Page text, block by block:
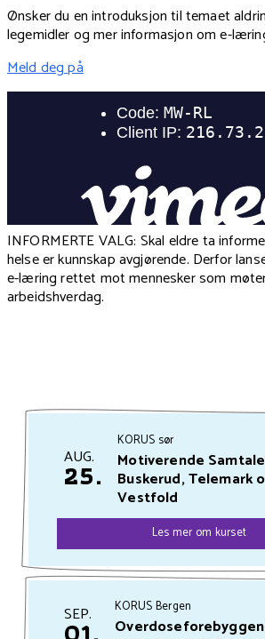
Ønsker du en introduksjon til temaet
legemidler og mer informasjon om e-
Meld deg på
INFORMERTE VALG: Skal eldre ta
helse er kunnskap avgjørende. Derfor
e-læring rettet mot mennesker som
arbeidshverdag.
AUG.
25.
KORUS sør
Motiverende
Buskerud, Telemark
Vestfold
Les mer om kurset
SEP. KORUS Bergen